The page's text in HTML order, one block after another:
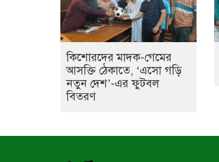
কিশোরদের মাদক-গেমের
আসক্তি ঠেকাতে, ‘এসো গড়ি
নতুন দেশ’-এর ফুটবল
বিতরণ